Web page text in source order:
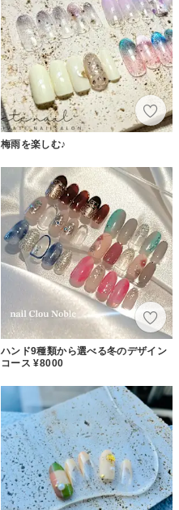
梅雨を楽しむ♪
ハンド9種類から選べる冬のデザイン
コース ¥8000